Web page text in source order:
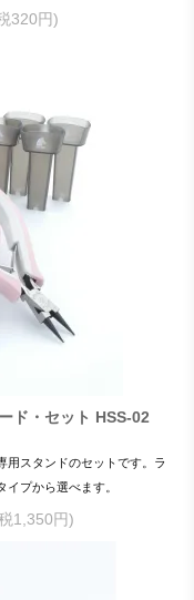
320円)
ド・セット HSS-02
用スタンドのセットです。ラ
プから選べます。
1,350円)